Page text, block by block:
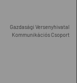
Gazdasági Versenyhivatal
Kommunikációs Csoport